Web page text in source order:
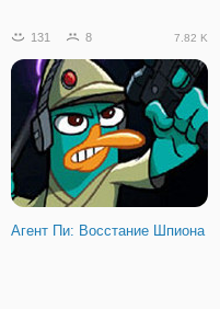
131 8 7.82 K
Агент Пи: Восстание Шпиона